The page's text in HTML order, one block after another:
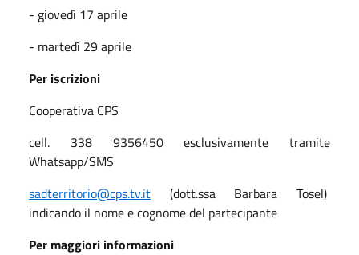
- giovedì 17 aprile
- martedì 29 aprile
Per iscrizioni
Cooperativa CPS
cell. 338 9356450 esclusivamente tramite
Whatsapp/SMS
sadterritorio@cps.tv.it (dott.ssa Barbara Tosel)
indicando il nome e cognome del partecipante
Per maggiori informazioni